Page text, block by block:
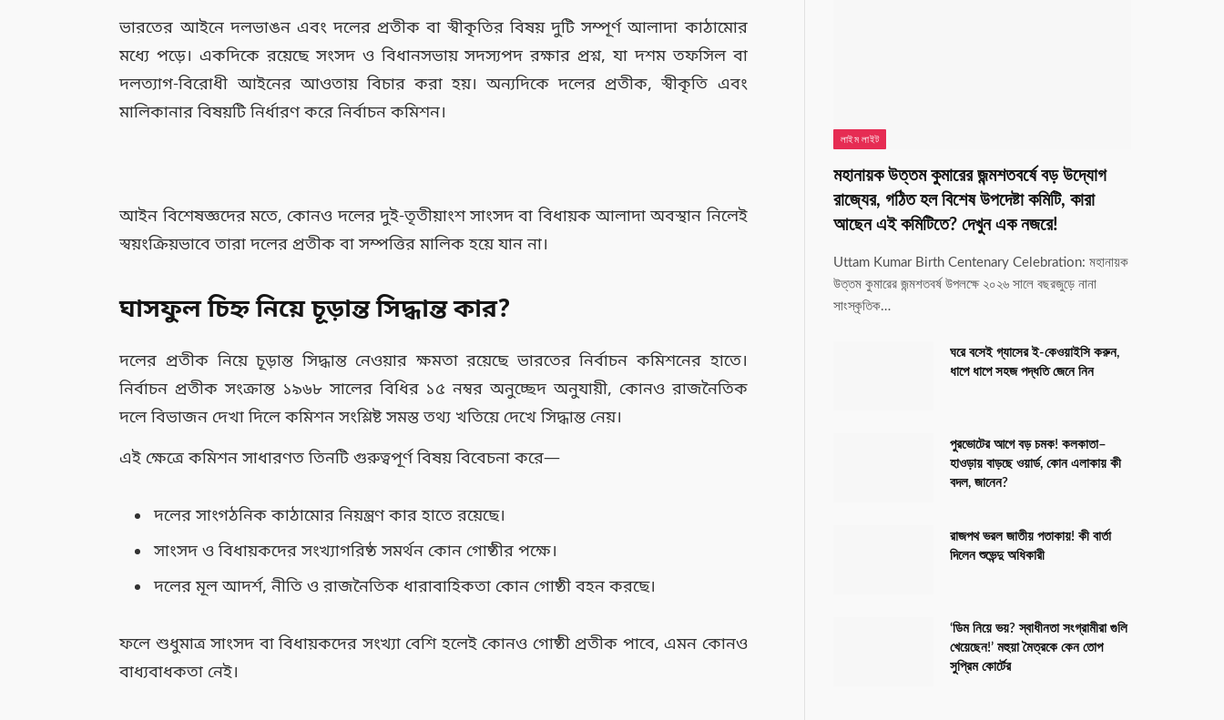
ভারতের আইনে দলভাঙন এবং দলের প্রতীক বা স্বীকৃতির বিষয় দুটি সম্পূর্ণ আলাদা কাঠামোর
মধ্যে পড়ে। একদিকে রয়েছে সংসদ ও বিধানসভায় সদস্যপদ রক্ষার প্রশ্ন, যা দশম তফসিল বা
দলত্যাগ-বিরোধী আইনের আওতায় বিচার করা হয়। অন্যদিকে দলের প্রতীক, স্বীকৃতি এবং
মালিকানার বিষয়টি নির্ধারণ করে নির্বাচন কমিশন।
আইন বিশেষজ্ঞদের মতে, কোনও দলের দুই-তৃতীয়াংশ সাংসদ বা বিধায়ক আলাদা অবস্থান নিলেই
স্বয়ংক্রিয়ভাবে তারা দলের প্রতীক বা সম্পত্তির মালিক হয়ে যান না।
ঘাসফুল চিহ্ন নিয়ে চূড়ান্ত সিদ্ধান্ত কার?
দলের প্রতীক নিয়ে চূড়ান্ত সিদ্ধান্ত নেওয়ার ক্ষমতা রয়েছে ভারতের নির্বাচন কমিশনের হাতে।
নির্বাচন প্রতীক সংক্রান্ত ১৯৬৮ সালের বিধির ১৫ নম্বর অনুচ্ছেদ অনুযায়ী, কোনও রাজনৈতিক
দলে বিভাজন দেখা দিলে কমিশন সংশ্লিষ্ট সমস্ত তথ্য খতিয়ে দেখে সিদ্ধান্ত নেয়।
এই ক্ষেত্রে কমিশন সাধারণত তিনটি গুরুত্বপূর্ণ বিষয় বিবেচনা করে—
দলের সাংগঠনিক কাঠামোর নিয়ন্ত্রণ কার হাতে রয়েছে।
সাংসদ ও বিধায়কদের সংখ্যাগরিষ্ঠ সমর্থন কোন গোষ্ঠীর পক্ষে।
দলের মূল আদর্শ, নীতি ও রাজনৈতিক ধারাবাহিকতা কোন গোষ্ঠী বহন করছে।
ফলে শুধুমাত্র সাংসদ বা বিধায়কদের সংখ্যা বেশি হলেই কোনও গোষ্ঠী প্রতীক পাবে, এমন কোনও
বাধ্যবাধকতা নেই।
লাইম লাইট
মহানায়ক উত্তম কুমারের জন্মশতবর্ষে বড় উদ্যোগ
রাজ্যের, গঠিত হল বিশেষ উপদেষ্টা কমিটি, কারা
আছেন এই কমিটিতে? দেখুন এক নজরে!
Uttam Kumar Birth Centenary Celebration: মহানায়ক
উত্তম কুমারের জন্মশতবর্ষ উপলক্ষে ২০২৬ সালে বছরজুড়ে নানা
সাংস্কৃতিক…
ঘরে বসেই গ্যাসের ই-কেওয়াইসি করুন,
ধাপে ধাপে সহজ পদ্ধতি জেনে নিন
পুরভোটের আগে বড় চমক! কলকাতা–
হাওড়ায় বাড়ছে ওয়ার্ড, কোন এলাকায় কী
বদল, জানেন?
রাজপথ ভরল জাতীয় পতাকায়! কী বার্তা
দিলেন শুভেন্দু অধিকারী
‘ডিম নিয়ে ভয়? স্বাধীনতা সংগ্রামীরা গুলি
খেয়েছেন!’ মহুয়া মৈত্রকে কেন তোপ
সুপ্রিম কোর্টের